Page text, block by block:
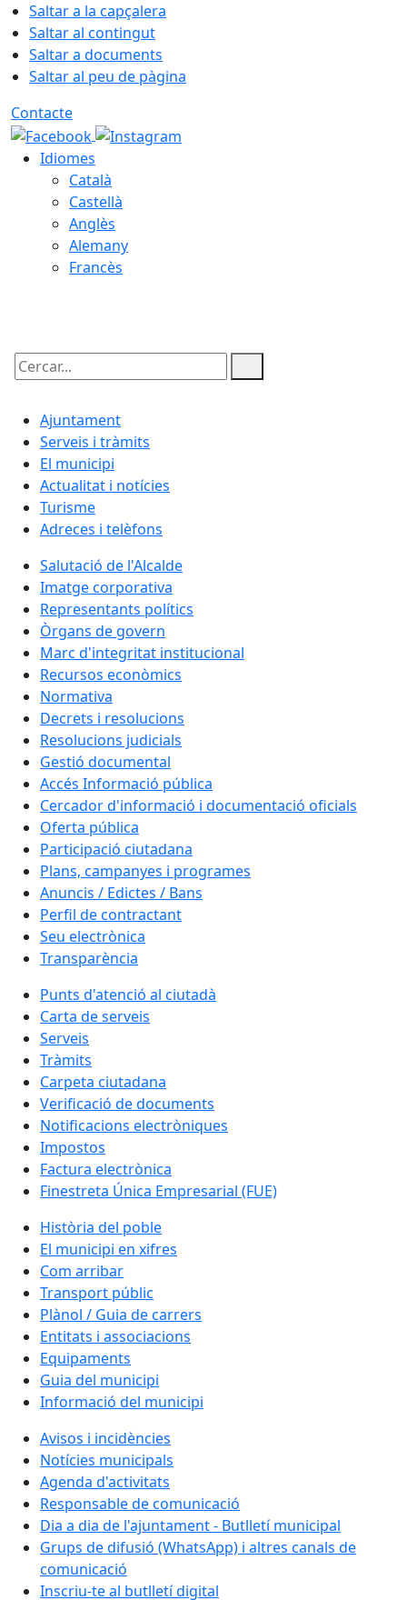
Saltar a la capçalera
Saltar al contingut
Saltar a documents
Saltar al peu de pàgina
Contacte
Idiomes
Català
Castellà
Anglès
Alemany
Francès
Cercar:
Ajuntament
Serveis i tràmits
El municipi
Actualitat i notícies
Turisme
Adreces i telèfons
Salutació de l'Alcalde
Imatge corporativa
Representants polítics
Òrgans de govern
Marc d'integritat institucional
Recursos econòmics
Normativa
Decrets i resolucions
Resolucions judicials
Gestió documental
Accés Informació pública
Cercador d'informació i documentació oficials
Oferta pública
Participació ciutadana
Plans, campanyes i programes
Anuncis / Edictes / Bans
Perfil de contractant
Seu electrònica
Transparència
Punts d'atenció al ciutadà
Carta de serveis
Serveis
Tràmits
Carpeta ciutadana
Verificació de documents
Notificacions electròniques
Impostos
Factura electrònica
Finestreta Única Empresarial (FUE)
Història del poble
El municipi en xifres
Com arribar
Transport públic
Plànol / Guia de carrers
Entitats i associacions
Equipaments
Guia del municipi
Informació del municipi
Avisos i incidències
Notícies municipals
Agenda d'activitats
Responsable de comunicació
Dia a dia de l'ajuntament - Butlletí municipal
Grups de difusió (WhatsApp) i altres canals de
comunicació
Inscriu-te al butlletí digital